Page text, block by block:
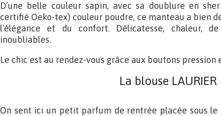
D’une belle couleur sapin, avec sa doublure en
certifié Oeko-tex) couleur poudre, ce manteau a bien
l’élégance et du confort. Délicatesse, chaleur,
inoubliables.
Le chic est au rendez-vous grâce aux boutons
La blouse LAURIER
On sent ici un petit parfum de rentrée placée sous le